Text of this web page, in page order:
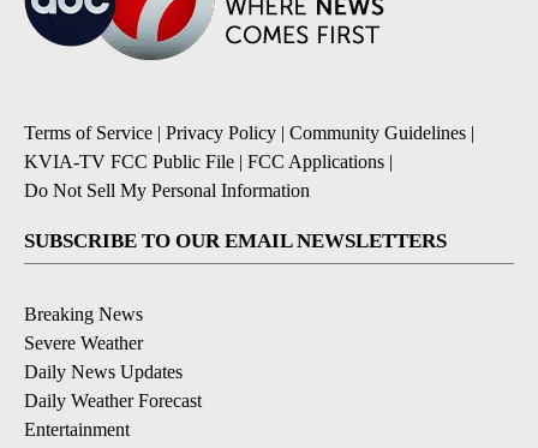
Terms of Service | Privacy Policy | Community Guidelines |
KVIA-TV FCC Public File | FCC Applications |
Do Not Sell My Personal Information
SUBSCRIBE TO OUR EMAIL NEWSLETTERS
Breaking News
Severe Weather
Daily News Updates
Daily Weather Forecast
Entertainment